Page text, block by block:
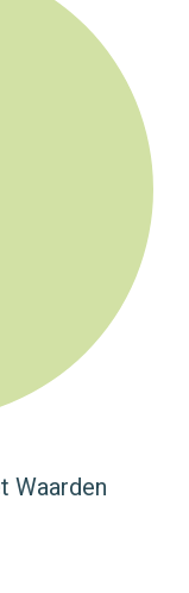
Waarden